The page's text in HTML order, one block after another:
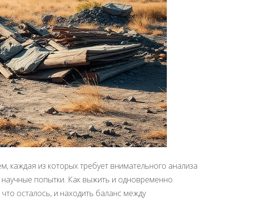
каждая из которых требует внимательного анализа
попытки. Как выжить и одновременно
осталось, и находить баланс между